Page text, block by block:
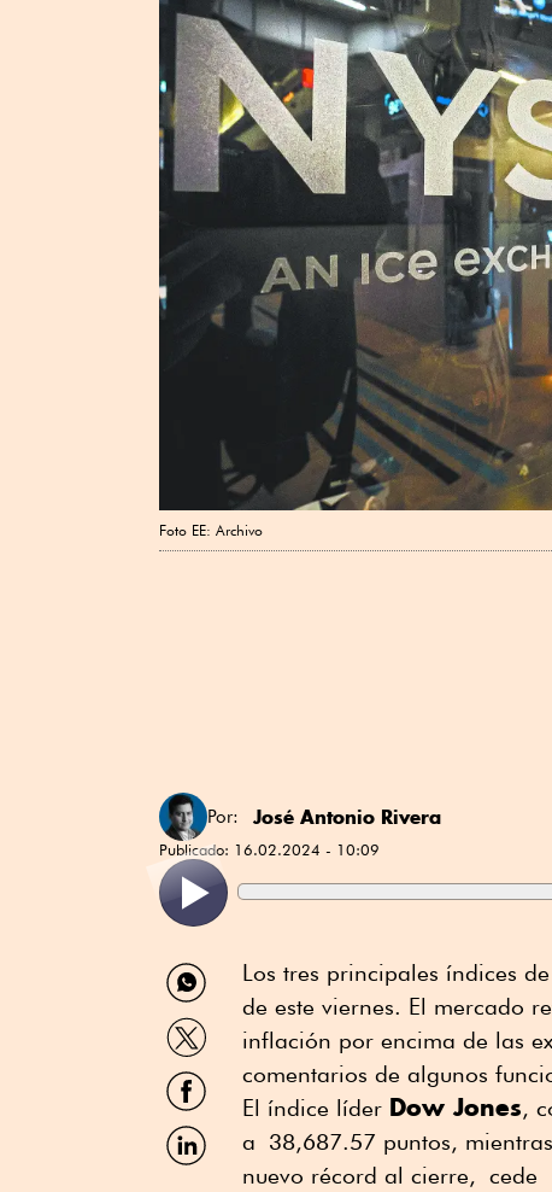
Foto EE: Archivo
Por: José Antonio Rivera
Publicado: 16.02.2024 - 10:09
Compartir
por
WhatsApp
Compartir
por
Twitter
Compartir
por
Facebook
Compartir
por
Los tres principales índices
de este viernes. El mercado
inflación por encima de las
comentarios de algunos
El índice líder Dow Jones,
a 38,687.57 puntos,
nuevo récord al cierre,